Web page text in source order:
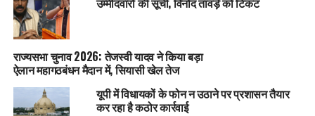
राज्यसभा चुनाव 2026: तेजस्वी यादव ने किया बड़ा
ऐलान महागठबंधन मैदान में, सियासी खेल तेज
यूपी में विधायकों के फोन न उठाने पर प्रशासन तैयार
कर रहा है कठोर कार्रवाई